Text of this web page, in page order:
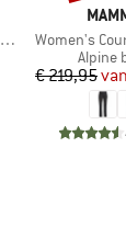
MERK
Artikel
Women's
Alpine
€ 219,95